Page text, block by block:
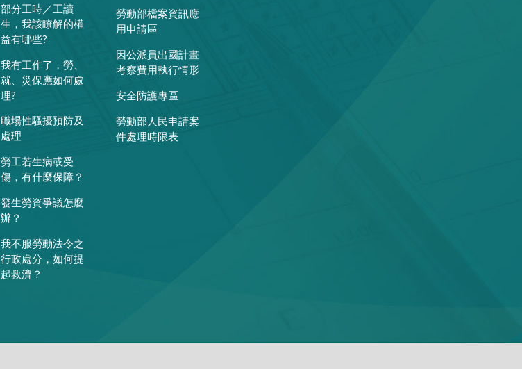
部分工時／工讀
生，我該瞭解的權
益有哪些?
我有工作了，勞、
就、災保應如何處
理?
職場性騷擾預防及
處理
勞工若生病或受
傷，有什麼保障？
發生勞資爭議怎麼
辦？
我不服勞動法令之
行政處分，如何提
起救濟？
勞動部檔案資訊應
用申請區
因公派員出國計畫
考察費用執行情形
安全防護專區
勞動部人民申請案
件處理時限表